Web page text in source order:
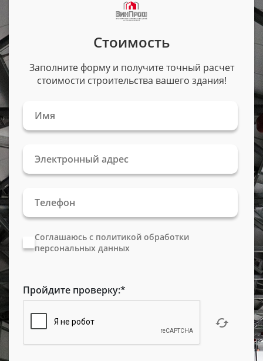
Стоимость
Заполните форму и получите точный расчет
стоимости строительства вашего здания!
Соглашаюсь с политикой обработки
персональных данных
Пройдите проверку:*